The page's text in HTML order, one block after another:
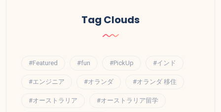
Tag Clouds
#Featured #fun #PickUp #インド
#エンジニア #オランダ #オランダ 移住
#オーストラリア #オーストラリア留学